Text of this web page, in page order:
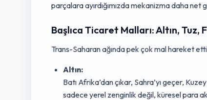
parçalara ayırdığımızda mekanizma daha net
Başlıca Ticaret Malları: Altın, Tuz,
Trans-Saharan ağında pek çok mal hareket
Altın:
Batı Afrika’dan çıkar, Sahra’yı geçer,
sadece yerel zenginlik değil, küresel para